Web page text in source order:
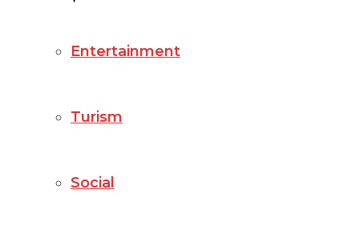
Entertainment
Turism
Social